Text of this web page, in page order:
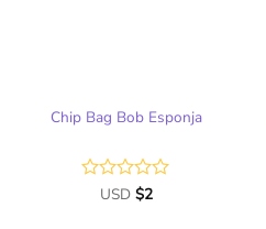
Chip Bag Bob Esponja
Valorado
USD $2